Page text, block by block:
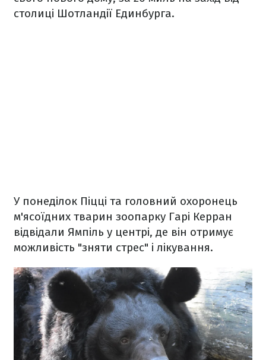
столиці Шотландії Единбурга.
У понеділок Піцці та головний охоронець
м'ясоїдних тварин зоопарку Гарі Керран
відвідали Ямпіль у центрі, де він отримує
можливість "зняти стрес" і лікування.